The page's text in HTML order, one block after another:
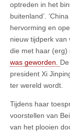
optreden in het
buitenland’.
hervorming en
nieuw tijdperk van
die met haar (erg)
was geworden.
president Xi
ter wereld wordt.
Tijdens haar
voorstellen van
van het plooien